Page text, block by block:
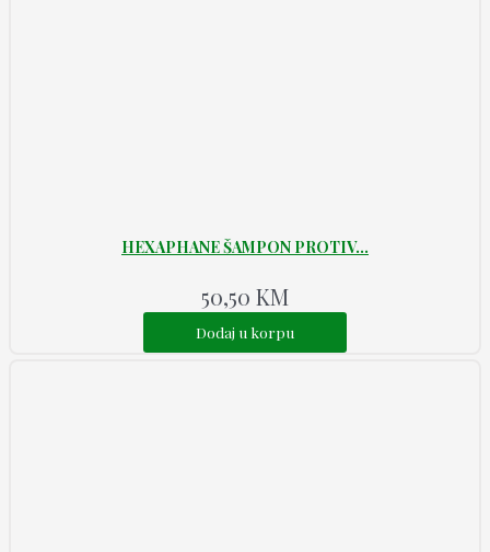
HEXAPHANE ŠAMPON PROTIV...
50,50 KM
Dodaj u korpu